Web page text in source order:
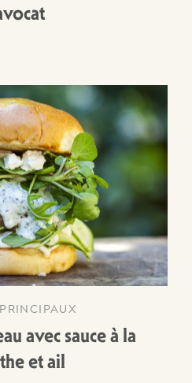
avec sauce à la
et ail